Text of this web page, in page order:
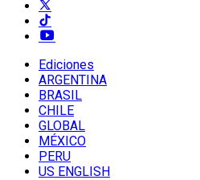
Ediciones
ARGENTINA
BRASIL
CHILE
GLOBAL
MÉXICO
PERU
US ENGLISH